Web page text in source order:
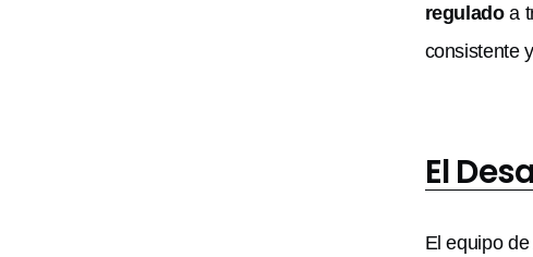
reguladoa
consistente
El
El equipo